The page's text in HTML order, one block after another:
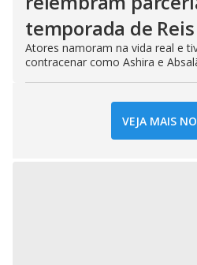
temporada de Reis
Atores namoram na vida real e
contracenar como Ashira e
VEJA MAIS